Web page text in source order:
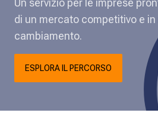
Un servizio per le imprese
di un mercato competitivo e
cambiamento.
ESPLORA IL PERCORSO